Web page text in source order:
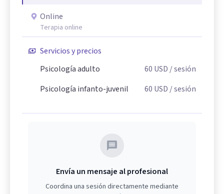
Online
Terapia online
Servicios y precios
Psicología adulto
60 USD / sesión
Psicología infanto-juvenil
60 USD / sesión
Envía un mensaje al profesional
Coordina una sesión directamente mediante